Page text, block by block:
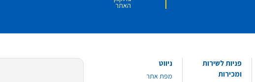
האתר
פניות לשירות
ומכירות
ניווט
מפת אתר